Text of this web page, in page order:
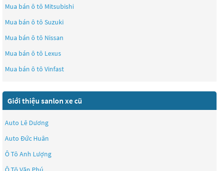
Mua bán ô tô Mitsubishi
Mua bán ô tô Suzuki
Mua bán ô tô Nissan
Mua bán ô tô Lexus
Mua bán ô tô Vinfast
Giới thiệu sanlon xe cũ
Auto Lê Dương
Auto Đức Huân
Ô Tô Anh Lượng